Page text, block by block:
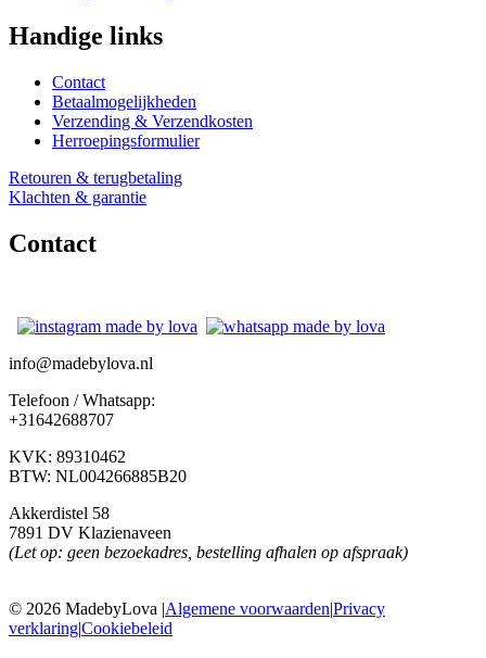
Handige links
Contact
Betaalmogelijkheden
Verzending & Verzendkosten
Herroepingsformulier
Retouren & terugbetaling
Klachten & garantie
Contact
info@madebylova.nl
Telefoon / Whatsapp:
+31642688707
KVK: 89310462
BTW: NL004266885B20
Akkerdistel 58
7891 DV Klazienaveen
(Let op: geen bezoekadres, bestelling afhalen op afspraak)
© 2026 MadebyLova |Algemene voorwaarden|Privacy
verklaring|Cookiebeleid